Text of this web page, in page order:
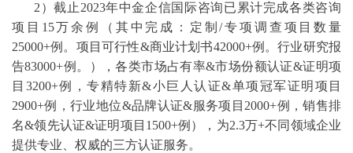
2）截止2023年中金企信国际咨询已累计完成各类咨询
项目15万余例（其中完成： 定制/专项调查项目数量
25000+例。项目可行性&商业计划书42000+例。行业研究报
告83000+例。），各类市场占有率&市场份额认证&证明项
目3200+例，专精特新&小巨人认证&单项冠军证明项目
2900+例，行业地位&品牌认证&服务项目2000+例，销售排
名&领先认证&证明项目1500+例），为2.3万+不同领域企业
提供专业、权威的三方认证服务。